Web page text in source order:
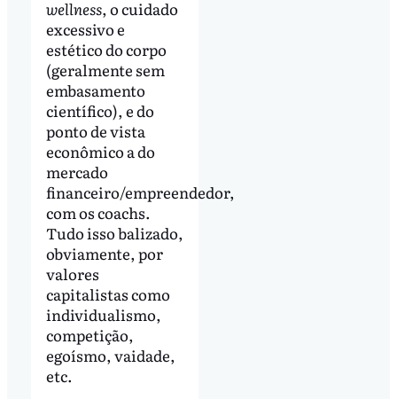
wellness, o cuidado
excessivo e
estético do corpo
(geralmente sem
embasamento
científico), e do
ponto de vista
econômico a do
mercado
financeiro/empreendedor,
com os coachs.
Tudo isso balizado,
obviamente, por
valores
capitalistas como
individualismo,
competição,
egoísmo, vaidade,
etc.